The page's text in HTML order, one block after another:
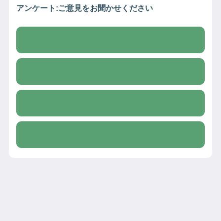
アンケート:ご意見をお聞かせください